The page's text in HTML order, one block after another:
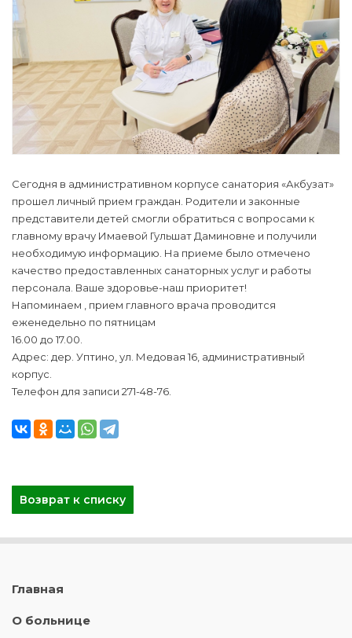
Сегодня в административном корпусе санатория «Акбузат»
прошел личный прием граждан. Родители и законные
представители детей смогли обратиться с вопросами к
главному врачу Имаевой Гульшат Даминовне и получили
необходимую информацию. На приеме было отмечено
качество предоставленных санаторных услуг и работы
персонала. Ваше здоровье-наш приоритет!
Напоминаем , прием главного врача проводится
еженедельно по пятницам
16.00 до 17.00.
Адрес: дер. Уптино, ул. Медовая 16, административный
корпус.
Телефон для записи 271-48-76.
Возврат к списку
Главная
О больнице